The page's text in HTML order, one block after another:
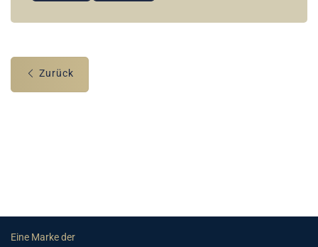
Zurück
Eine Marke der